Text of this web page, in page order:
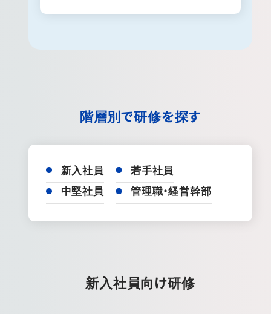
階層別で研修を探す
新入社員
若手社員
中堅社員
管理職・経営幹部
新入社員向け研修